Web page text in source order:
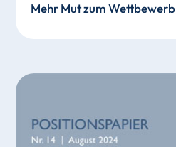
Mehr Mut zum Wettbewerb